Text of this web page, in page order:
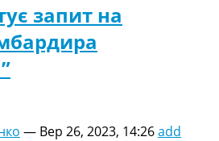
запит на
— Вер 26, 2023, 14:26add